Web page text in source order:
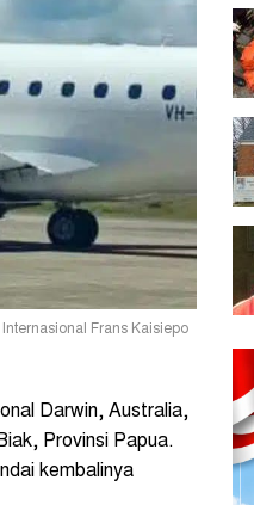
Frans Kaisiepo
Darwin, Australia,
Provinsi Papua.
kembalinya